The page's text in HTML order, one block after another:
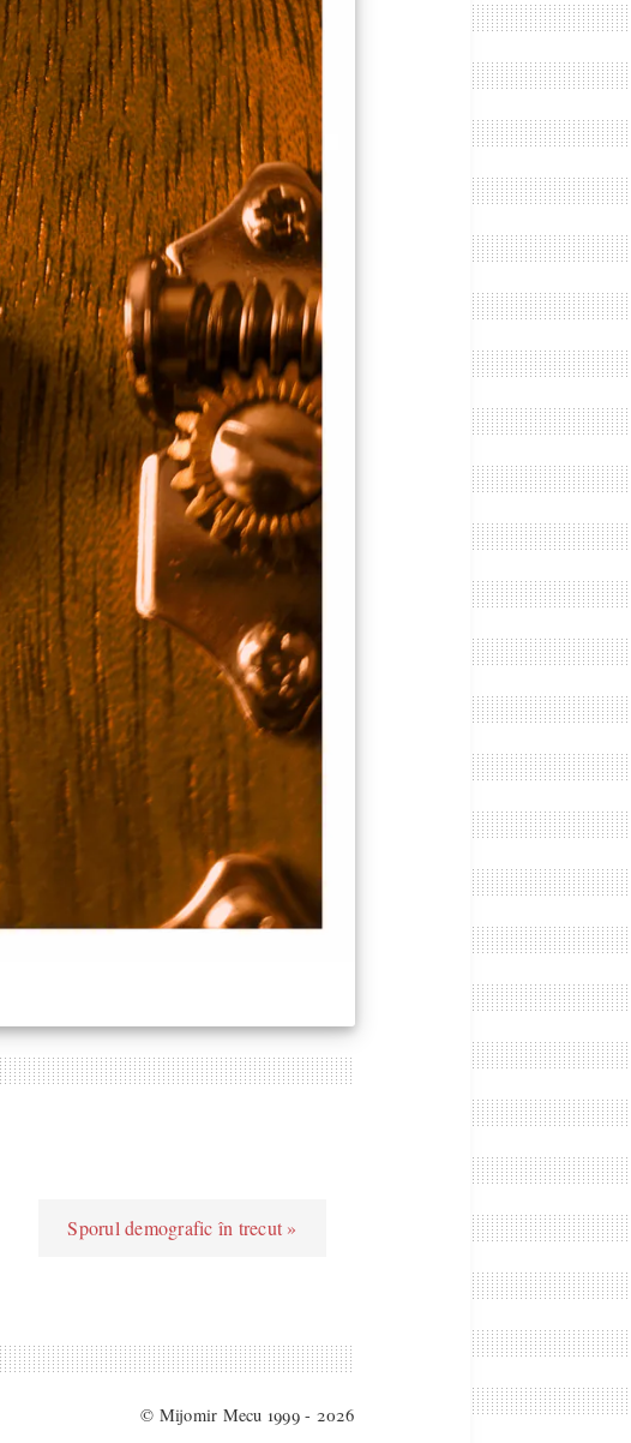
Sporul demografic în trecut »
© Mijomir Mecu 1999 - 2026